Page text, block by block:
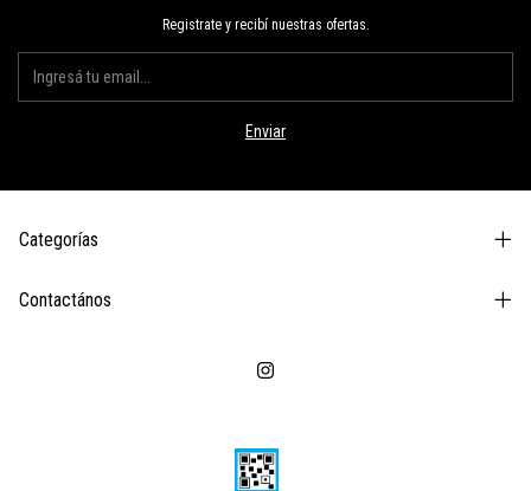
Registrate y recibí nuestras ofertas.
Categorías
Contactános